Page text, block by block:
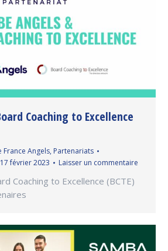
Coaching to Excellence
France Angels, Partenariats
17 février 2023 Laisser un commentaire
Coaching to Excellence (BCTE)